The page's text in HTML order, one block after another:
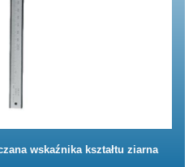
wskaźnika kształtu ziarna